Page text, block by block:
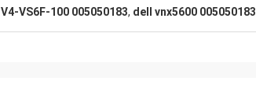
V4-VS6F-100 005050183, dell vnx5600 005050183